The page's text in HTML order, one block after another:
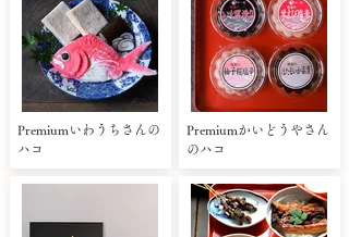
Premiumいわうちさんの
ハコ
Premiumかいどうやさん
のハコ